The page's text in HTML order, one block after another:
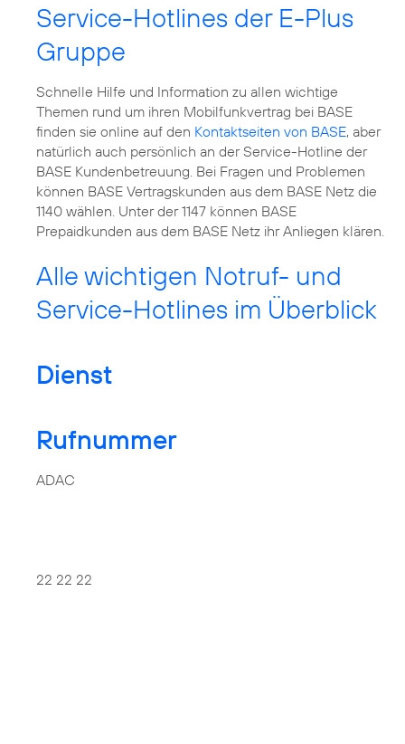
Service-Hotlines der E-Plus
Gruppe
Schnelle Hilfe und Information zu allen wichtige
Themen rund um ihren Mobilfunkvertrag bei BASE
finden sie online auf den Kontaktseiten von BASE, aber
natürlich auch persönlich an der Service-Hotline der
BASE Kundenbetreuung. Bei Fragen und Problemen
können BASE Vertragskunden aus dem BASE Netz die
1140 wählen. Unter der 1147 können BASE
Prepaidkunden aus dem BASE Netz ihr Anliegen klären.
Alle wichtigen Notruf- und
Service-Hotlines im Überblick
Dienst
Rufnummer
ADAC
22 22 22